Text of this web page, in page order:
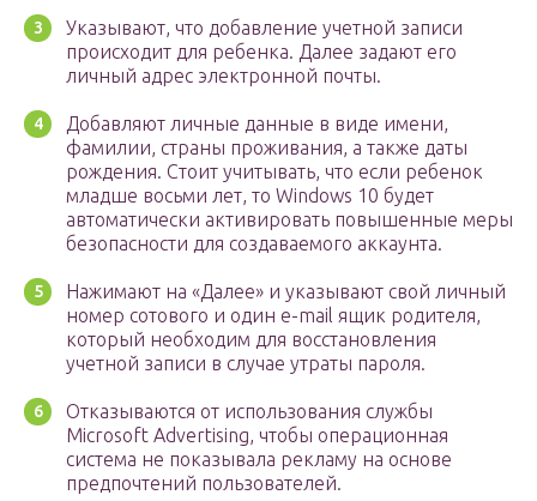
Указывают, что добавление учетной записи
происходит для ребенка. Далее задают его
личный адрес электронной почты.
Добавляют личные данные в виде имени,
фамилии, страны проживания, а также даты
рождения. Стоит учитывать, что если ребенок
младше восьми лет, то Windows 10 будет
автоматически активировать повышенные меры
безопасности для создаваемого аккаунта.
Нажимают на «Далее» и указывают свой личный
номер сотового и один e-mail ящик родителя,
который необходим для восстановления
учетной записи в случае утраты пароля.
Отказываются от использования службы
Microsoft Advertising, чтобы операционная
система не показывала рекламу на основе
предпочтений пользователей.